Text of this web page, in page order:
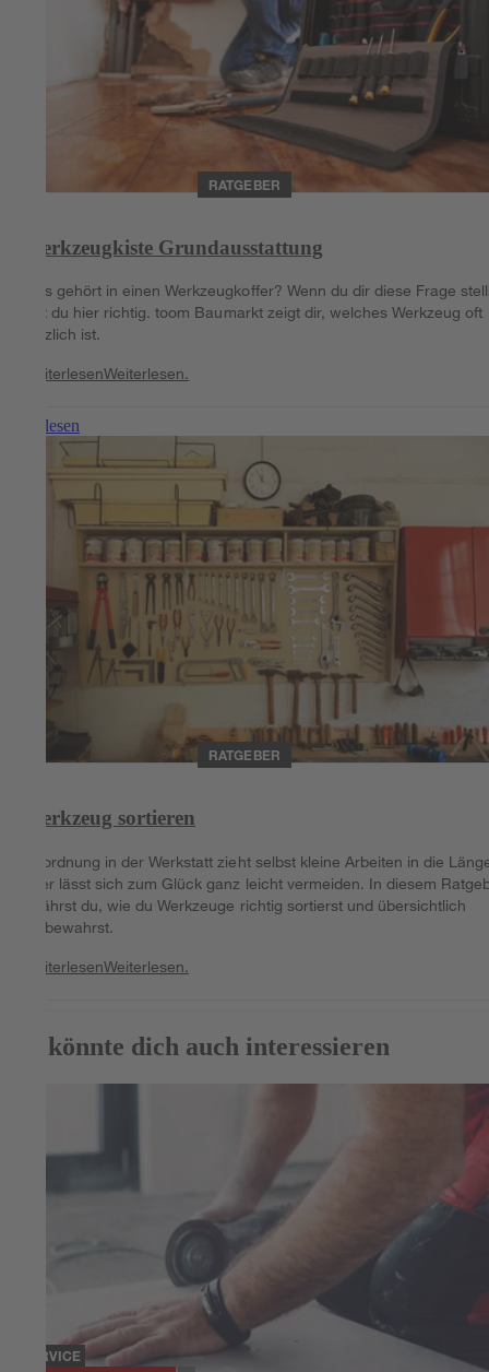
RATGEBER
Werkzeugkiste Grundausstattung
Was gehört in einen Werkzeugkoffer? Wenn du dir diese Frage
bist du hier richtig. toom Baumarkt zeigt dir, welches Werkzeug oft
nützlich ist.
WeiterlesenWeiterlesen.
Weiterlesen
RATGEBER
Werkzeug sortieren
Unordnung in der Werkstatt zieht selbst kleine Arbeiten in die
aber lässt sich zum Glück ganz leicht vermeiden. In diesem
erfährst du, wie du Werkzeuge richtig sortierst und übersichtlich
aufbewahrst.
WeiterlesenWeiterlesen.
Das könnte dich auch interessieren
SERVICE